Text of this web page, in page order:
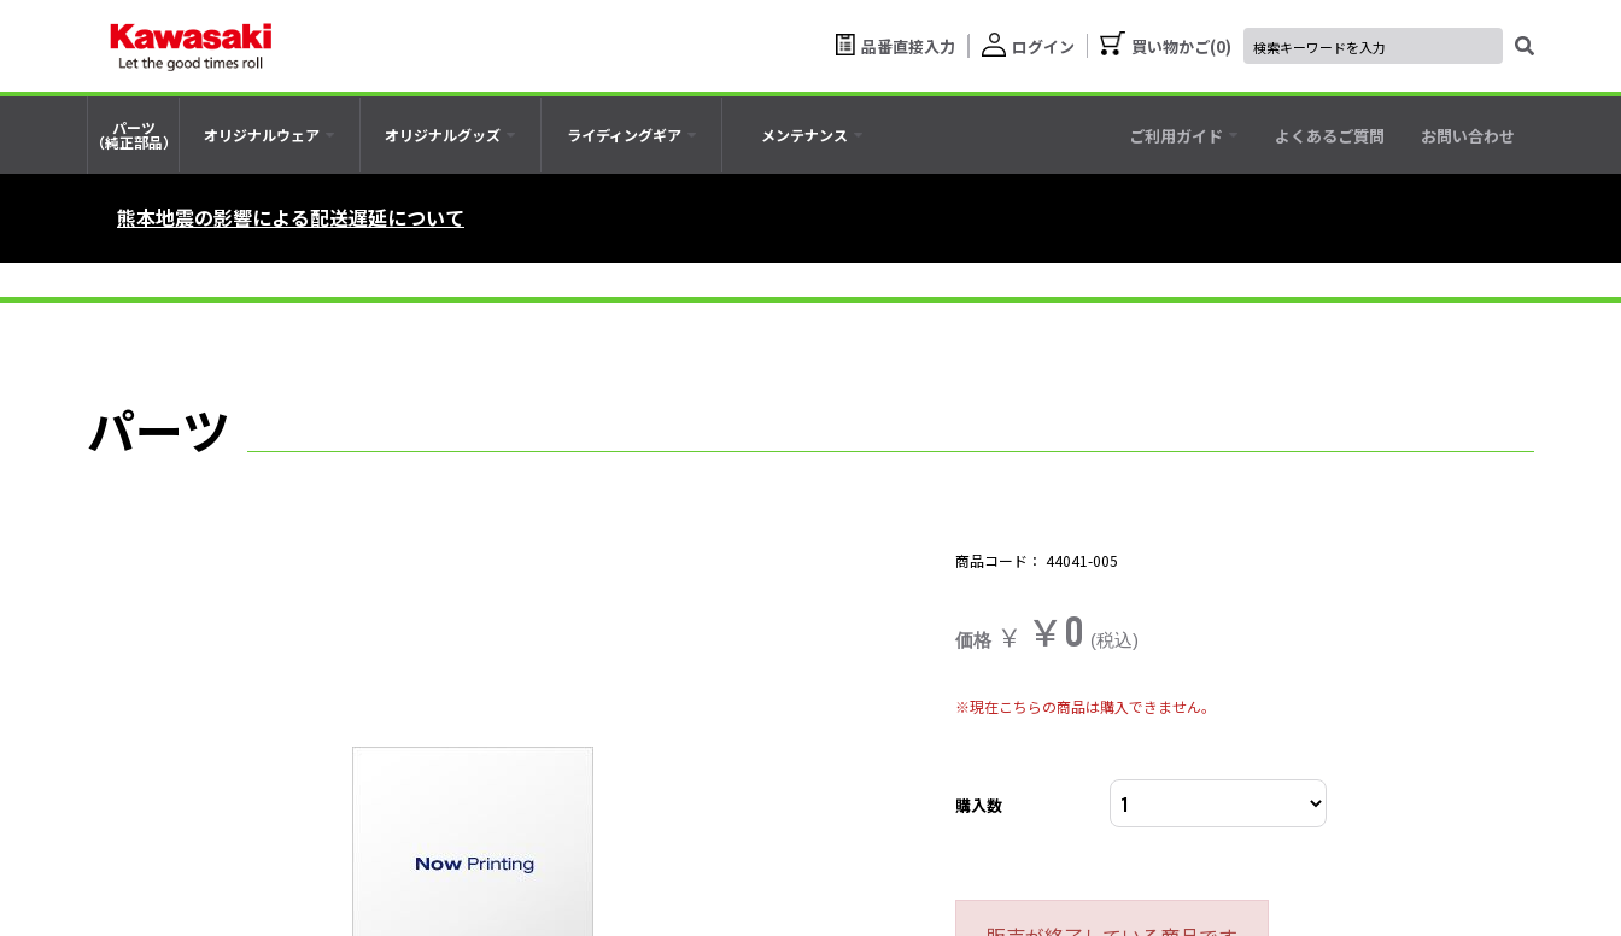
品番直接入力 ログイン 買い物かご 0
パーツ
（純正部品） オリジナルウェア オリジナルグッズ ライディングギア メンテナンス ご利用ガイド よくあるご質問 お問い合わせ
熊本地震の影響による配送遅延について
パーツ
商品コード： 44041-005
価格 ￥ ￥0 (税込)
※現在こちらの商品は購入できません。
購入数